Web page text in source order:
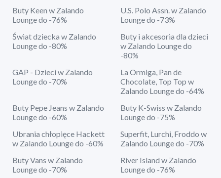
Buty Keen w Zalando
Lounge do -76%
U.S. Polo Assn. w Zalando
Lounge do -73%
Świat dziecka w Zalando
Lounge do -80%
Buty i akcesoria dla dzieci
w Zalando Lounge do
-80%
GAP - Dzieci w Zalando
Lounge do -70%
La Ormiga, Pan de
Chocolate, Top Top w
Zalando Lounge do -64%
Buty Pepe Jeans w Zalando
Lounge do -60%
Buty K-Swiss w Zalando
Lounge do -75%
Ubrania chłopięce Hackett
w Zalando Lounge do -60%
Superfit, Lurchi, Froddo w
Zalando Lounge do -70%
Buty Vans w Zalando
Lounge do -70%
River Island w Zalando
Lounge do -76%